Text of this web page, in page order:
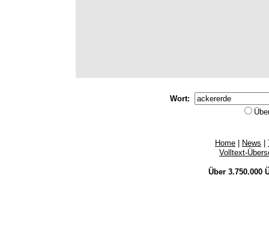
Wort:
Home News
Volltext-
Über 3.750.000